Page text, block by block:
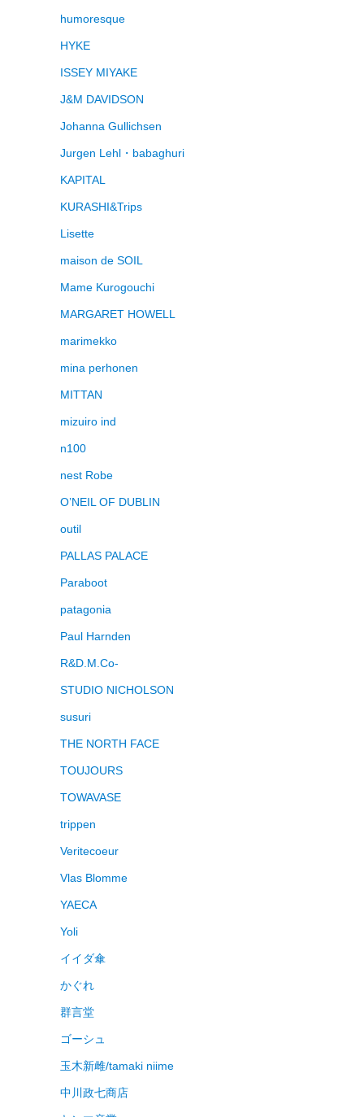
humoresque
HYKE
ISSEY MIYAKE
J&M DAVIDSON
Johanna Gullichsen
Jurgen Lehl・babaghuri
KAPITAL
KURASHI&Trips
Lisette
maison de SOIL
Mame Kurogouchi
MARGARET HOWELL
marimekko
mina perhonen
MITTAN
mizuiro ind
n100
nest Robe
O’NEIL OF DUBLIN
outil
PALLAS PALACE
Paraboot
patagonia
Paul Harnden
R&D.M.Co-
STUDIO NICHOLSON
susuri
THE NORTH FACE
TOUJOURS
TOWAVASE
trippen
Veritecoeur
Vlas Blomme
YAECA
Yoli
イイダ傘
かぐれ
群言堂
ゴーシュ
玉木新雌/tamaki niime
中川政七商店